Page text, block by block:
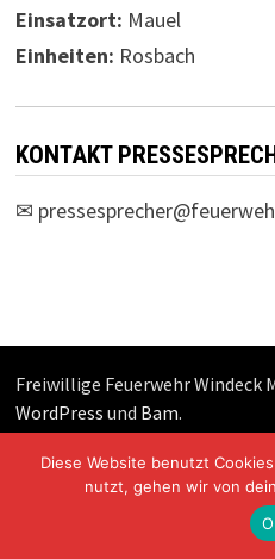
Einsatzort: Mauel
Einheiten: Rosbach
KONTAKT
✉
Freiwillige Feuerwehr
WordPress und Bam.
Diese Website benutzt
nutzt, gehen wir von